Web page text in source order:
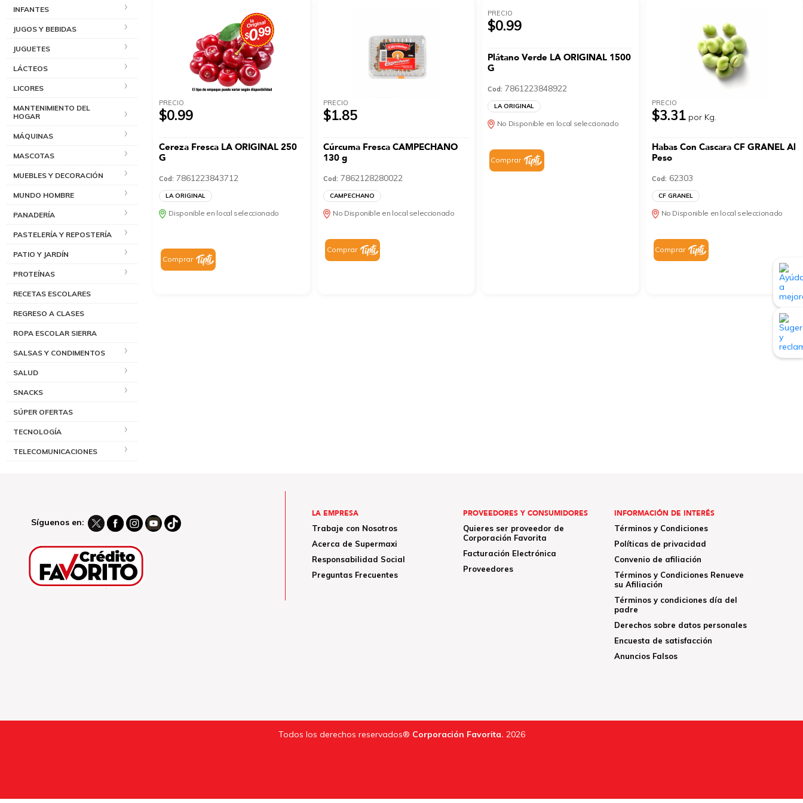
INFANTES
JUGOS Y BEBIDAS
JUGUETES
LÁCTEOS
LICORES
MANTENIMIENTO DEL
HOGAR
MÁQUINAS
MASCOTAS
MUEBLES Y DECORACIÓN
MUNDO HOMBRE
PANADERÍA
PASTELERÍA Y REPOSTERÍA
PATIO Y JARDÍN
PROTEÍNAS
RECETAS ESCOLARES
REGRESO A CLASES
ROPA ESCOLAR SIERRA
SALSAS Y CONDIMENTOS
SALUD
SNACKS
SÚPER OFERTAS
TECNOLOGÍA
TELECOMUNICACIONES
PRECIO
$0.99
Cereza Fresca LA ORIGINAL 250
G
Cod: 7861223843712
LA ORIGINAL
Disponible en local seleccionado
Comprar
PRECIO
$1.85
Cúrcuma Fresca CAMPECHANO
130 g
Cod: 7862128280022
CAMPECHANO
No Disponible en local seleccionado
Comprar
PRECIO
$0.99
Plátano Verde LA ORIGINAL 1500
G
Cod: 7861223848922
LA ORIGINAL
No Disponible en local seleccionado
Comprar
PRECIO
$3.31 por Kg.
Habas Con Cascara CF GRANEL Al
Peso
Cod: 62303
CF GRANEL
No Disponible en local seleccionado
Comprar
Síguenos en:
LA EMPRESA
Trabaje con Nosotros
Acerca de Supermaxi
Responsabilidad Social
Preguntas Frecuentes
PROVEEDORES Y CONSUMIDORES
Quieres ser proveedor de
Corporación Favorita
Facturación Electrónica
Proveedores
INFORMACIÓN DE INTERÉS
Términos y Condiciones
Políticas de privacidad
Convenio de afiliación
Términos y Condiciones Renueve
su Afiliación
Términos y condiciones día del
padre
Derechos sobre datos personales
Encuesta de satisfacción
Anuncios Falsos
Todos los derechos reservados® Corporación Favorita. 2026